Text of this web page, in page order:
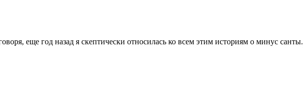
еще год назад я скептически относилась ко всем этим историям о минус санты.